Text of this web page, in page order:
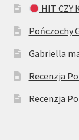
HIT CZY
Pończochy
Gabriella
Recenzja
Recenzja